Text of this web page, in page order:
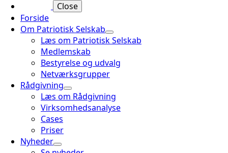
Close
Forside
Om Patriotisk Selskab
Læs om Patriotisk Selskab
Medlemskab
Bestyrelse og udvalg
Netværksgrupper
Rådgivning
Læs om Rådgivning
Virksomhedsanalyse
Cases
Priser
Nyheder